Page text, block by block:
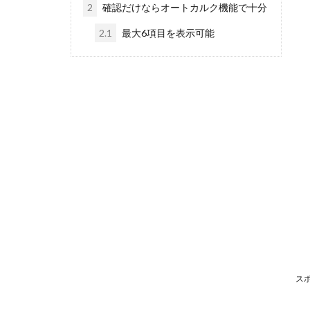
2 確認だけならオートカルク機能で十分
2.1 最大6項目を表示可能
ス